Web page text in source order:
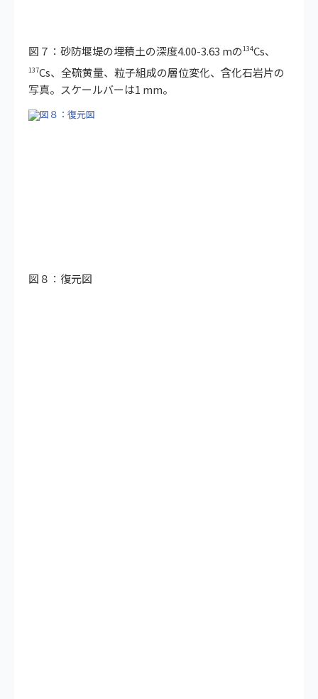
図７：砂防堰堤の埋積土の深度4.00-3.63 mの134Cs、
137Cs、全硫黄量、粒子組成の層位変化、含化石岩片の
写真。スケールバーは1 mm。
図８：復元図